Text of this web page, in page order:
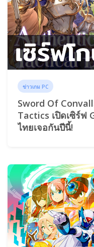
ข่าวเกม PC
Sword Of
Tactics เปิดเซิร์ฟ
ไทยเจอกันปีนี้!